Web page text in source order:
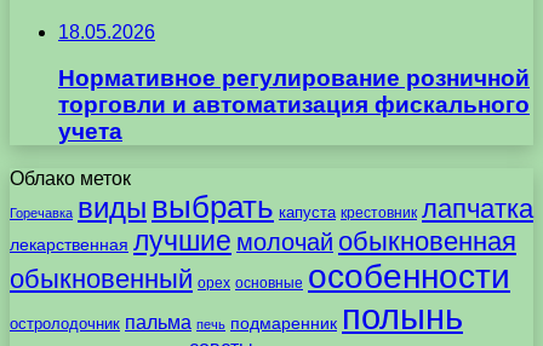
18.05.2026
Нормативное регулирование розничной
торговли и автоматизация фискального
учета
Облако меток
Горечавка виды выбрать капуста крестовник лапчатка
лекарственная лучшие молочай обыкновенная
обыкновенный орех основные особенности
остролодочник пальма печь подмаренник полынь